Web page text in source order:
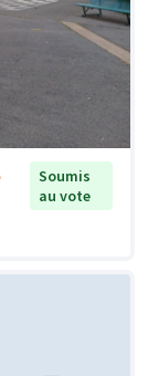
Soumis
au vote